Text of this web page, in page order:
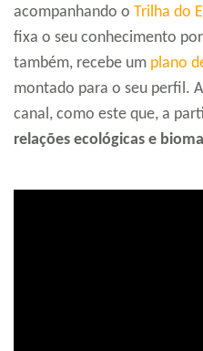
acompanhando o Trilha do
fixa o seu conhecimento
também, recebe um plano
montado para o seu perfil.
canal, como este que, a
relações ecológicas e